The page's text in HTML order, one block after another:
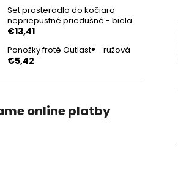
Set prosteradlo do kočiara
nepriepustné priedušné - biela
€13,41
Ponožky froté Outlast® - ružová
€5,42
online platby